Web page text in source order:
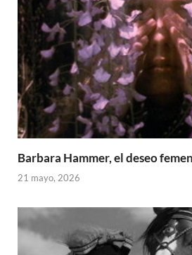
Barbara Hammer, el deseo
21 mayo, 2026